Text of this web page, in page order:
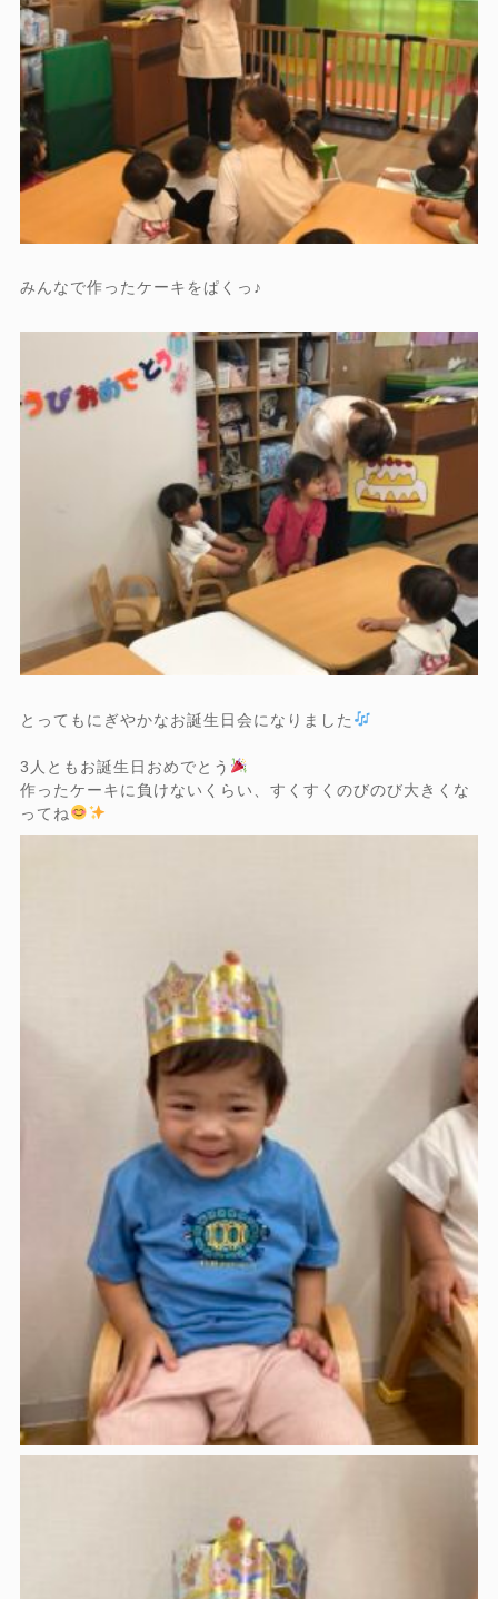
みんなで作ったケーキをぱくっ♪
とってもにぎやかなお誕生日会になりました
3人ともお誕生日おめでとう
作ったケーキに負けないくらい、すくすくのびのび大きくな
ってね